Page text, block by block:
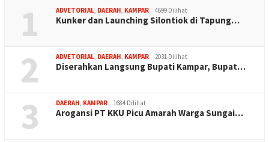
1 ADVETORIAL, DAERAH, KAMPAR 4699 Dilihat
Kunker dan Launching Silontiok di Tapung…
2 ADVETORIAL, DAERAH, KAMPAR 2031 Dilihat
Diserahkan Langsung Bupati Kampar, Bupat…
3 DAERAH, KAMPAR 1684 Dilihat
Arogansi PT KKU Picu Amarah Warga Sungai…